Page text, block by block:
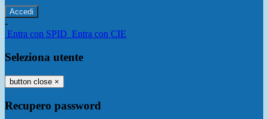
-
Entra con SPID Entra con CIE
Seleziona utente
button close ×
Recupero password